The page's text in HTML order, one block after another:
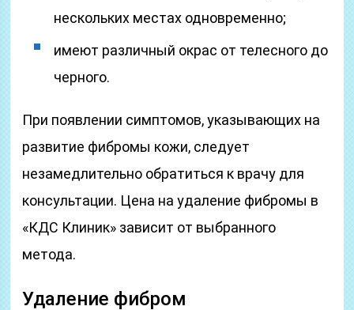
нескольких местах одновременно;
имеют различный окрас от телесного до
черного.
При появлении симптомов, указывающих на
развитие фибромы кожи, следует
незамедлительно обратиться к врачу для
консультации. Цена на удаление фибромы в
«КДС Клиник» зависит от выбранного
метода.
Удаление фибром